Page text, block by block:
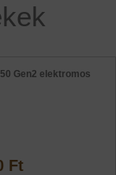
Gen2 elektromos
Ft